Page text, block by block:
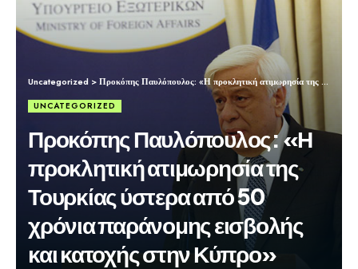
Uncategorized >Προκόπης Παυλόπουλος: «Η προκλητική ατιμωρησία της Τουρκίας ύστερα από 50 χρόνια παράνομης εισβολής και κατοχής στην Κύπρο»
UNCATEGORIZED
Προκόπης Παυλόπουλος: «Η
προκλητική ατιμωρησία της
Τουρκίας ύστερα από 50
χρόνια παράνομης εισβολής
και κατοχής στην Κύπρο»